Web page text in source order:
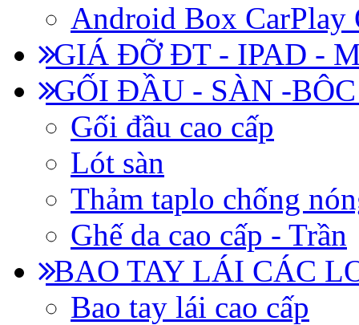
Android Box CarPlay
GIÁ ĐỠ ĐT - IPAD -
GỐI ĐẦU - SÀN -
Gối đầu cao cấp
Lót sàn
Thảm taplo chống
Ghế da cao cấp - Trần
BAO TAY LÁI CÁC
Bao tay lái cao cấp